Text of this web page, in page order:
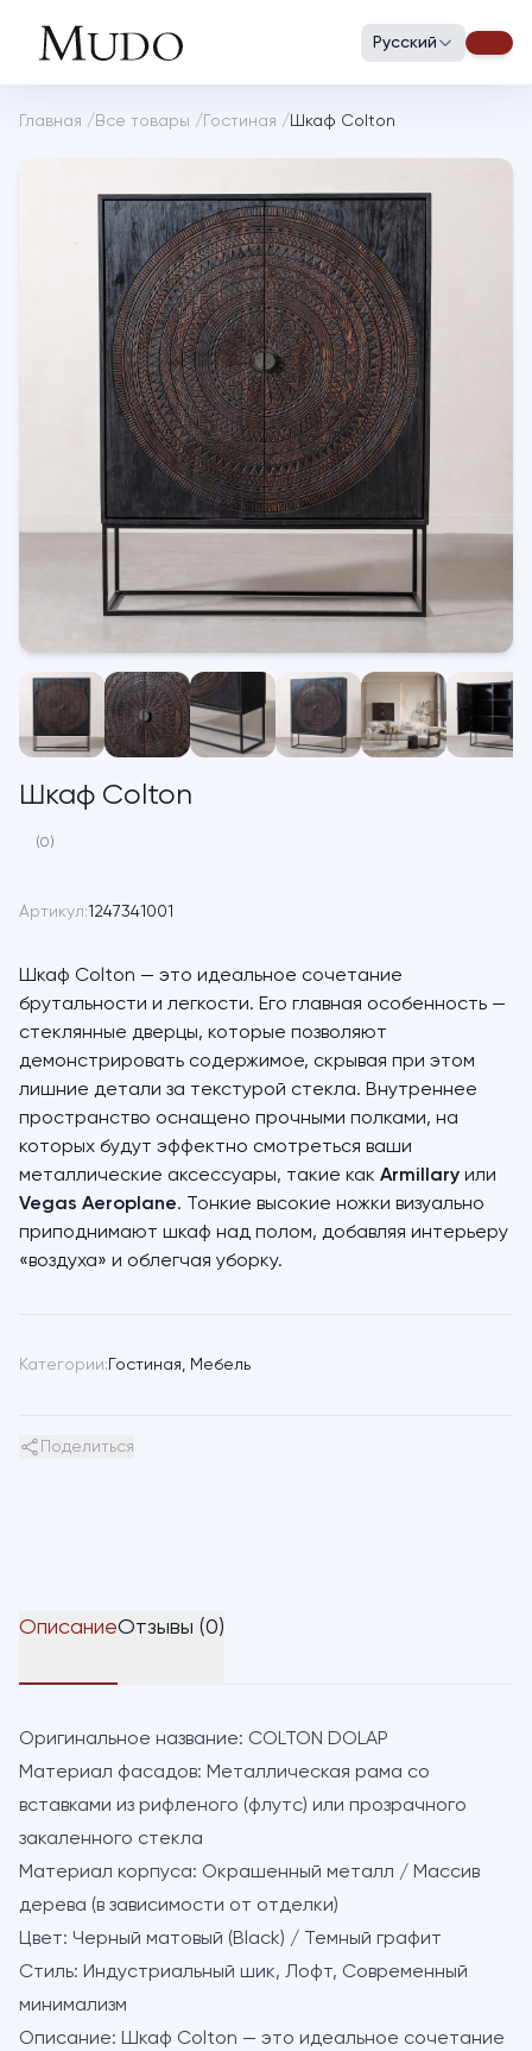
Русский
Главная / Все товары / Гостиная / Шкаф Colton
Шкаф Colton
(0)
Артикул:1247341001
Шкаф Colton — это идеальное сочетание
брутальности и легкости. Его главная особенность —
стеклянные дверцы, которые позволяют
демонстрировать содержимое, скрывая при этом
лишние детали за текстурой стекла. Внутреннее
пространство оснащено прочными полками, на
которых будут эффектно смотреться ваши
металлические аксессуары, такие как Armillary или
Vegas Aeroplane. Тонкие высокие ножки визуально
приподнимают шкаф над полом, добавляя интерьеру
«воздуха» и облегчая уборку.
Категории: Гостиная, Мебель
Поделиться
ОписаниеОтзывы (0)
Оригинальное название: COLTON DOLAP
Материал фасадов: Металлическая рама со
вставками из рифленого (флутс) или прозрачного
закаленного стекла
Материал корпуса: Окрашенный металл / Массив
дерева (в зависимости от отделки)
Цвет: Черный матовый (Black) / Темный графит
Стиль: Индустриальный шик, Лофт, Современный
минимализм
Описание: Шкаф Colton — это идеальное сочетание